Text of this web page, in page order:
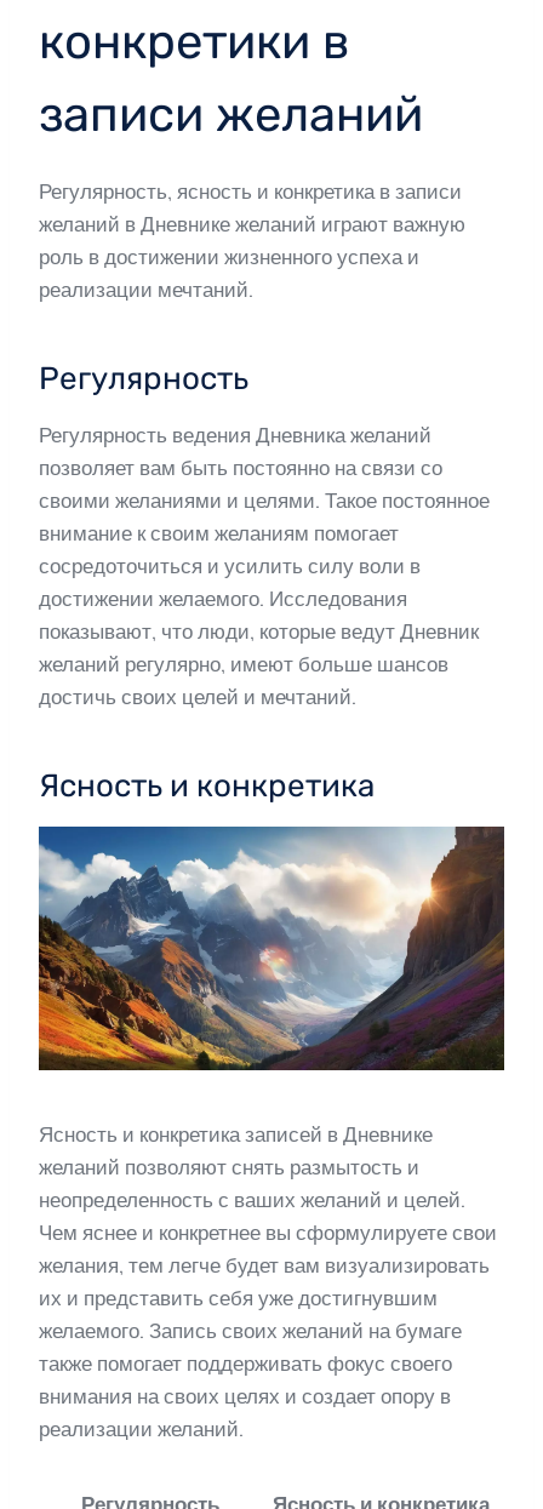
конкретики в
записи желаний
Регулярность, ясность и конкретика в записи
желаний в Дневнике желаний играют важную
роль в достижении жизненного успеха и
реализации мечтаний.
Регулярность
Регулярность ведения Дневника желаний
позволяет вам быть постоянно на связи со
своими желаниями и целями. Такое постоянное
внимание к своим желаниям помогает
сосредоточиться и усилить силу воли в
достижении желаемого. Исследования
показывают, что люди, которые ведут Дневник
желаний регулярно, имеют больше шансов
достичь своих целей и мечтаний.
Ясность и конкретика
Ясность и конкретика записей в Дневнике
желаний позволяют снять размытость и
неопределенность с ваших желаний и целей.
Чем яснее и конкретнее вы сформулируете свои
желания, тем легче будет вам визуализировать
их и представить себя уже достигнувшим
желаемого. Запись своих желаний на бумаге
также помогает поддерживать фокус своего
внимания на своих целях и создает опору в
реализации желаний.